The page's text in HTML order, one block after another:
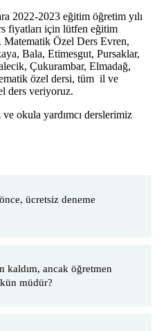
2022-2023 eğitim öğretim yılı
fiyatları için lütfen eğitim
Matematik Özel Ders Evren,
Bala, Etimesgut, Pursaklar,
Çukurambar, Elmadağ,
özel dersi, tüm il ve
ders veriyoruz.
okula yardımcı derslerimiz
ücretsiz deneme
kaldım, ancak öğretmen
müdür?